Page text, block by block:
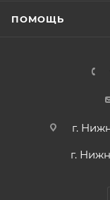
ПОМОЩЬ
г.
г.